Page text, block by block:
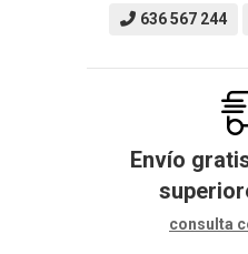
636 567 244
Envío
consulta